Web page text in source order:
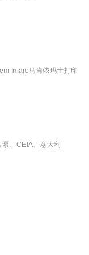
Imaje马肯依玛士打印
、CEIA、意大利